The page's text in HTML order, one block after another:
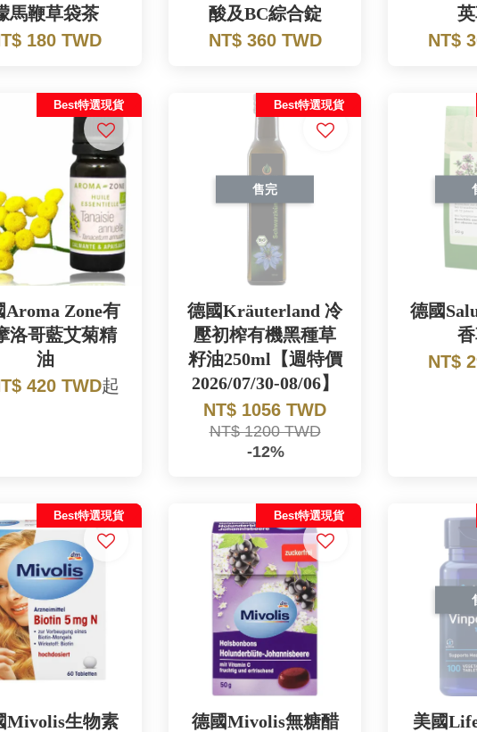
馬鞭草袋茶
180 TWD
酸及BC綜合錠
NT$ 360 TWD
NT$
Best特選現貨
Aroma Zone有
洛哥藍艾菊精
油
420 TWD起
售完
Best特選現貨
德國Kräuterland 冷
壓初榨有機黑種草
籽油250ml【週特價
2026/07/30-08/06】
NT$ 1056 TWD
NT$ 1200 TWD
-12%
德國
NT$
Best特選現貨
Mivolis生物素
Best特選現貨
德國Mivolis無糖醋
美國